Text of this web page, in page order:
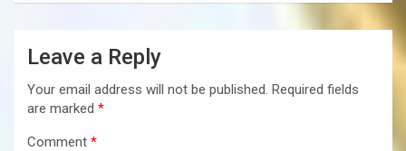
Leave a Reply
Your email address will not be published. Required fields
are marked *
Comment *